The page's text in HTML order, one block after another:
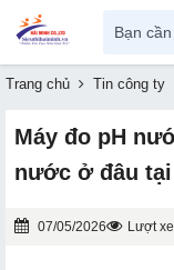
Trang chủ Tin công ty
Máy đo pH
nước ở đâu tại
07/05/2026 Lượt